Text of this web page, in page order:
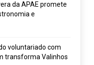
da APAE promete
e
voluntariado com
transforma Valinhos